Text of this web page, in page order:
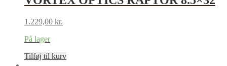
1.229,00 kr.
På lager
Tilføj til kurv